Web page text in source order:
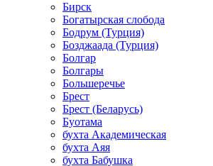
Бирск
Богатырская слобода
Бодрум (Турция)
Бозджаада (Турция)
Болгар
Болгары
Большеречье
Брест
Брест (Беларусь)
Буотама
бухта Академическая
бухта Аяя
бухта Бабушка